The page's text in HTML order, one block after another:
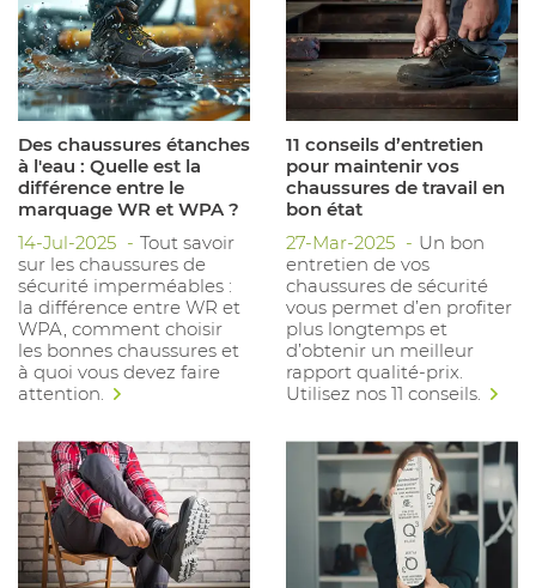
Des chaussures étanches
à l'eau : Quelle est la
différence entre le
marquage WR et WPA ?
14-Jul-2025
Tout savoir
sur les chaussures de
sécurité imperméables :
la différence entre WR et
WPA, comment choisir
les bonnes chaussures et
à quoi vous devez faire
attention.
11 conseils d’entretien
pour maintenir vos
chaussures de travail en
bon état
27-Mar-2025
Un bon
entretien de vos
chaussures de sécurité
vous permet d’en profiter
plus longtemps et
d’obtenir un meilleur
rapport qualité-prix.
Utilisez nos 11 conseils.